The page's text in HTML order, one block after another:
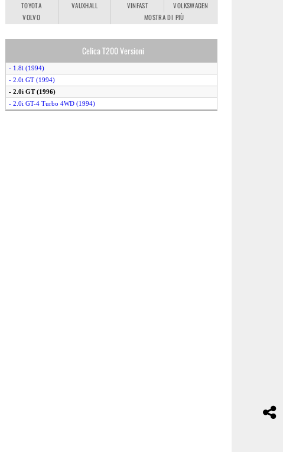
TOYOTA
VAUXHALL VINFAST
VOLKSWAGEN
VOLVO
MOSTRA DI PIÙ
Celica T200 Versioni
- 1.8i (1994)
- 2.0i GT (1994)
- 2.0i GT (1996)
- 2.0i GT-4 Turbo 4WD (1994)